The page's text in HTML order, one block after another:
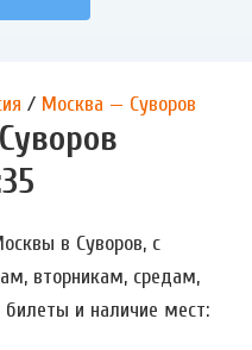
/ Москва — Суворов
в Суворов, с
вторникам, средам,
и наличие мест: